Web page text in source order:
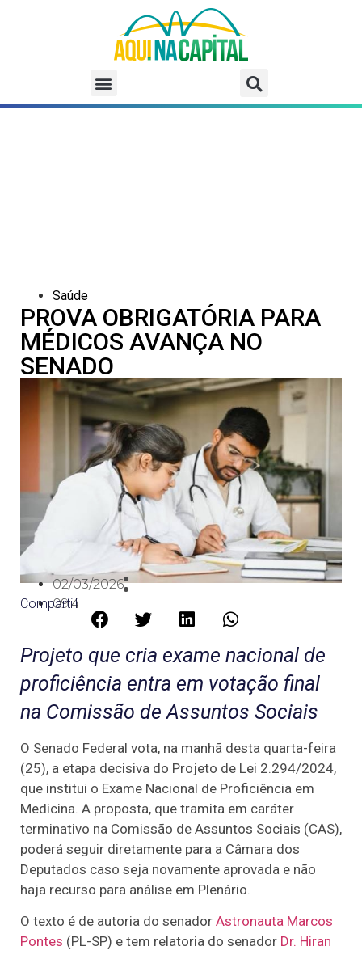
Saúde
PROVA OBRIGATÓRIA PARA
MÉDICOS AVANÇA NO
SENADO
02/03/2026
09:42
Compartilhe:
Projeto que cria exame nacional de
proficiência entra em votação final
na Comissão de Assuntos Sociais
O Senado Federal vota, na manhã desta quarta-feira
(25), a etapa decisiva do Projeto de Lei 2.294/2024,
que institui o Exame Nacional de Proficiência em
Medicina. A proposta, que tramita em caráter
terminativo na Comissão de Assuntos Sociais (CAS),
poderá seguir diretamente para a Câmara dos
Deputados caso seja novamente aprovada e não
haja recurso para análise em Plenário.
O texto é de autoria do senador Astronauta Marcos
Pontes (PL-SP) e tem relatoria do senador Dr. Hiran